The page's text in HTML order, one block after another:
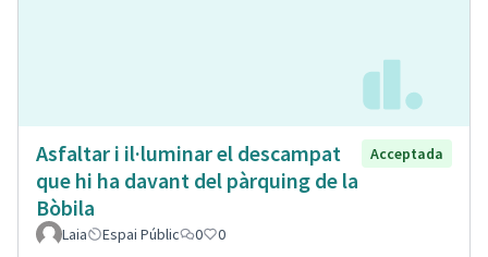
Asfaltar i il·luminar el descampat
que hi ha davant del pàrquing de la
Bòbila
Acceptada
Laia Espai Públic 0 0